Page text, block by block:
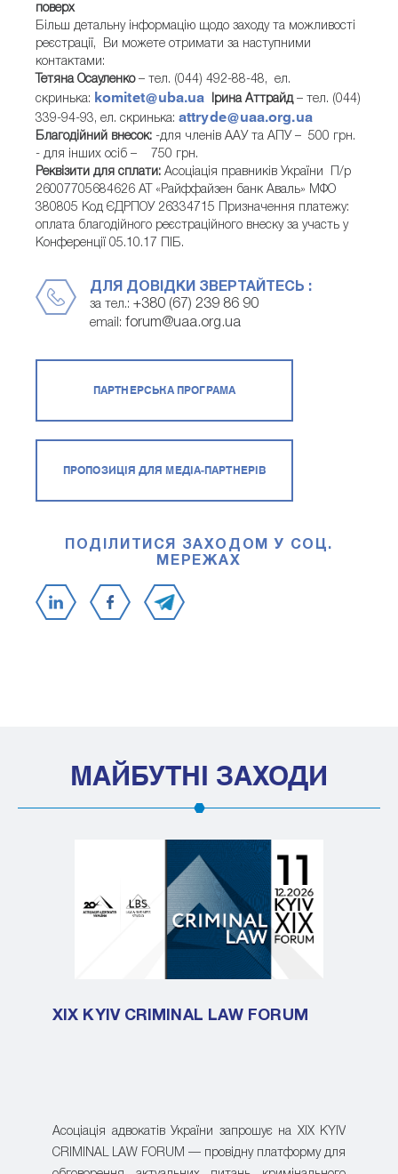
поверх
Більш детальну інформацію щодо заходу та можливості
реєстрації, Ви можете отримати за наступними
контактами:
Тетяна Осауленко – тел. (044) 492-88-48, ел.
скринька: komitet@uba.ua Ірина Аттрайд– тел. (044)
339-94-93, ел. скринька: attryde@uaa.org.ua
Благодійний внесок: -для членів ААУ та АПУ – 500 грн.
- для інших осіб – 750 грн.
Реквізити для сплати: Асоціація правників України П/р
26007705684626 АТ «Райффайзен банк Аваль» МФО
380805 Код ЄДРПОУ 26334715 Призначення платежу:
оплата благодійного реєстраційного внеску за участь у
Конференції 05.10.17 ПІБ.
ДЛЯ ДОВІДКИ ЗВЕРТАЙТЕСЬ :
за тел.: +380 (67) 239 86 90
email: forum@uaa.org.ua
ПАРТНЕРСЬКА ПРОГРАМА
ПРОПОЗИЦІЯ ДЛЯ МЕДІА-ПАРТНЕРІВ
ПОДІЛИТИСЯ ЗАХОДОМ У СОЦ.
МЕРЕЖАХ
МАЙБУТНІ ЗАХОДИ
XIX KYIV CRIMINAL LAW FORUM
Асоціація адвокатів України запрошує на XIX KYIV
CRIMINAL LAW FORUM — провідну платформу для